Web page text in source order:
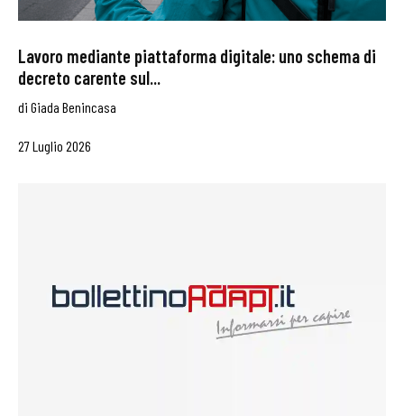
Lavoro mediante piattaforma digitale: uno schema di
decreto carente sul...
di Giada Benincasa
27 Luglio 2026